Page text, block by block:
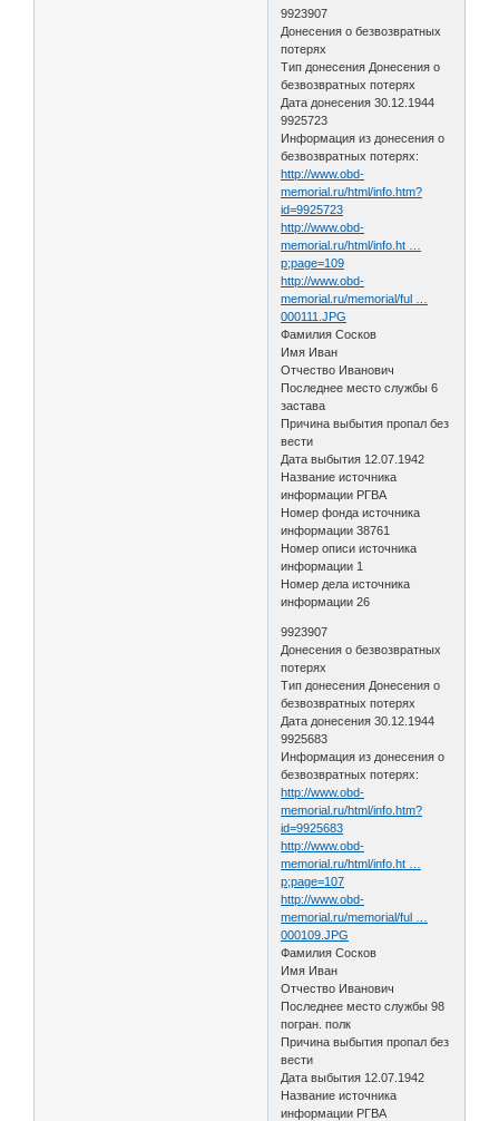
9923907
Донесения о безвозвратных
потерях
Тип донесения Донесения о
безвозвратных потерях
Дата донесения 30.12.1944
9925723
Информация из донесения о
безвозвратных потерях:
http://www.obd-
memorial.ru/html/info.htm?
id=9925723
http://www.obd-
memorial.ru/html/info.ht …
p;page=109
http://www.obd-
memorial.ru/memorial/ful …
000111.JPG
Фамилия Сосков
Имя Иван
Отчество Иванович
Последнее место службы 6
застава
Причина выбытия пропал без
вести
Дата выбытия 12.07.1942
Название источника
информации РГВА
Номер фонда источника
информации 38761
Номер описи источника
информации 1
Номер дела источника
информации 26
9923907
Донесения о безвозвратных
потерях
Тип донесения Донесения о
безвозвратных потерях
Дата донесения 30.12.1944
9925683
Информация из донесения о
безвозвратных потерях:
http://www.obd-
memorial.ru/html/info.htm?
id=9925683
http://www.obd-
memorial.ru/html/info.ht …
p;page=107
http://www.obd-
memorial.ru/memorial/ful …
000109.JPG
Фамилия Сосков
Имя Иван
Отчество Иванович
Последнее место службы 98
погран. полк
Причина выбытия пропал без
вести
Дата выбытия 12.07.1942
Название источника
информации РГВА